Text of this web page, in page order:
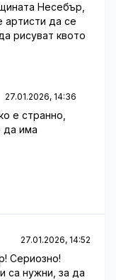
Несебър,
артисти да се
рисуват квото
27.01.2026, 14:36
е странно,
да има
27.01.2026, 14:52
Сериозно!
са нужни, за да